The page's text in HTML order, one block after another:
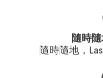
隨時
隨時隨地，